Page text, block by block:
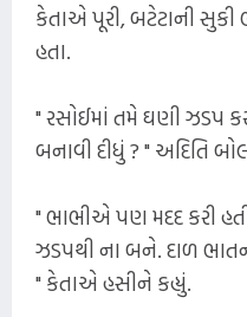
કેતાએ પૂરી, બટેટાની
હતા.
" રસોઈમાં તમે ઘણી ઝડપ
બનાવી દીધું ? " અદિતિ
" ભાભીએ પણ મદદ કરી
ઝડપથી ના બને. દાળ
" કેતાએ હસીને કહ્યું.